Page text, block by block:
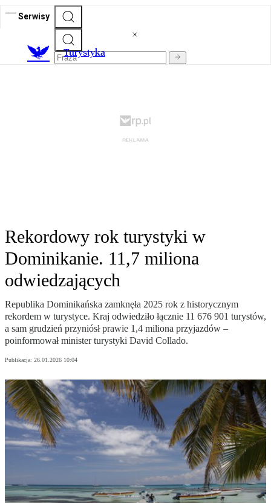
Serwisy
Turystyka
Rekordowy rok turystyki w
Dominikanie. 11,7 miliona
odwiedzających
Republika Dominikańska zamknęła 2025 rok z historycznym
rekordem w turystyce. Kraj odwiedziło łącznie 11 676 901 turystów,
a sam grudzień przyniósł prawie 1,4 miliona przyjazdów –
poinformował minister turystyki David Collado.
Publikacja: 26.01.2026 10:04